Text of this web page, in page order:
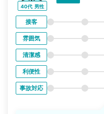
40代 男性
接客
雰囲気
清潔感
利便性
事故対応